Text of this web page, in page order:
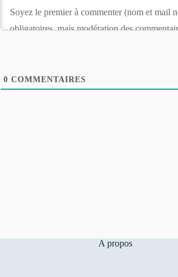
0 COMMENTAIRES
A propos